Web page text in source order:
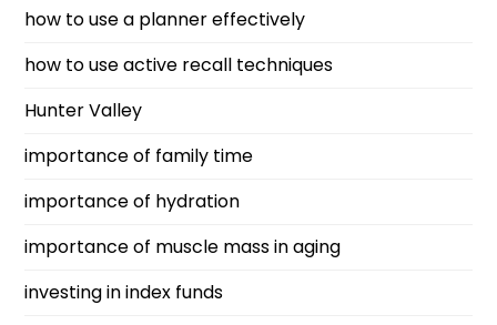
how to use a planner effectively
how to use active recall techniques
Hunter Valley
importance of family time
importance of hydration
importance of muscle mass in aging
investing in index funds